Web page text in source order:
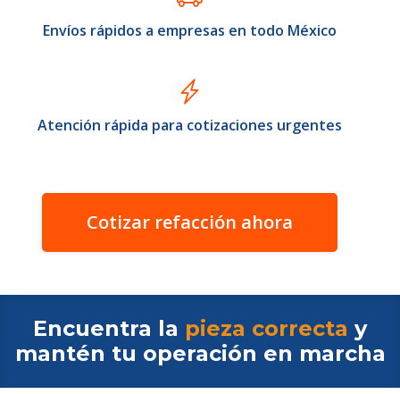
Envíos rápidos a empresas en todo México
Atención rápida para cotizaciones urgentes
Cotizar refacción ahora
Encuentra la pieza correcta y
mantén tu operación en marcha